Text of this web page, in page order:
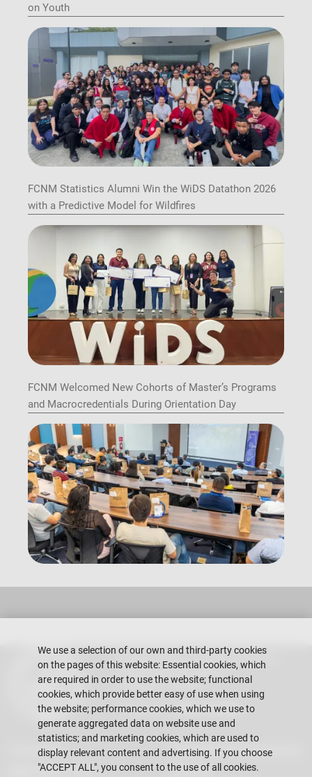
on Youth
FCNM Statistics Alumni Win the WiDS Datathon 2026
with a Predictive Model for Wildfires
FCNM Welcomed New Cohorts of Master’s Programs
and Macrocredentials During Orientation Day
We use a selection of our own and third-party cookies
on the pages of this website: Essential cookies, which
are required in order to use the website; functional
cookies, which provide better easy of use when using
the website; performance cookies, which we use to
generate aggregated data on website use and
statistics; and marketing cookies, which are used to
display relevant content and advertising. If you choose
"ACCEPT ALL", you consent to the use of all cookies.
Escuela Superior Politécnica del Litoral
Gustavo Galindo Campus
Guayaquil - Ecuador
Telephones:+593-4 2269 269
Contact Us
Application Forms
Information for the teacher
Services